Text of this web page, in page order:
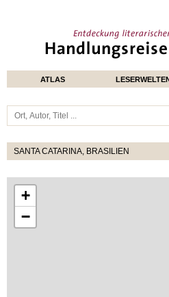
ATLAS
SANTA CATARINA, BRASILIEN
+
−